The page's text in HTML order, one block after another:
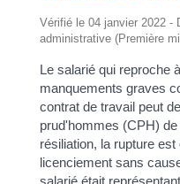
Vérifié le 04 janvier 2022 -
administrative (Première
Le salarié qui reproche
manquements graves
contrat de travail peut
prud'hommes (CPH)
résiliation, la rupture
licenciement sans
salarié était